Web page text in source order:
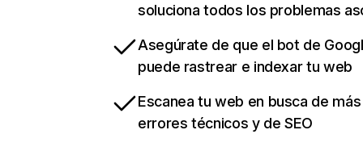
soluciona todos los problemas
Asegúrate de que el bot de
puede rastrear e indexar tu web
Escanea tu web en busca de
errores técnicos y de SEO